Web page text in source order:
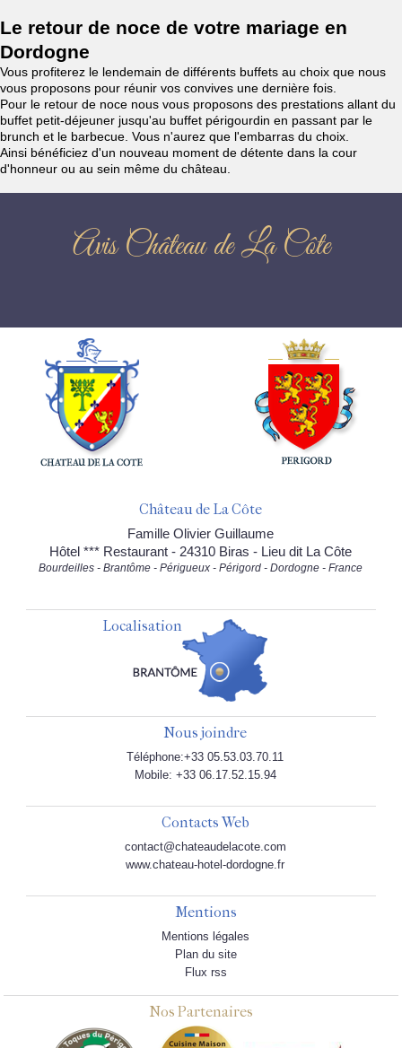
Le retour de noce de votre mariage en
Dordogne
Vous profiterez le lendemain de différents buffets au choix que nous
vous proposons pour réunir vos convives une dernière fois.
Pour le retour de noce nous vous proposons des prestations allant du
buffet petit-déjeuner jusqu'au buffet périgourdin en passant par le
brunch et le barbecue. Vous n'aurez que l'embarras du choix.
Ainsi bénéficiez d'un nouveau moment de détente dans la cour
d'honneur ou au sein même du château.
Avis Château de La Côte
Château de La Côte
Famille Olivier Guillaume
Hôtel *** Restaurant - 24310 Biras - Lieu dit La Côte
Bourdeilles - Brantôme - Périgueux - Périgord - Dordogne - France
Localisation
Nous joindre
Téléphone:+33 05.53.03.70.11
Mobile: +33 06.17.52.15.94
Contacts Web
contact@chateaudelacote.com
www.chateau-hotel-dordogne.fr
Mentions
Mentions légales
Plan du site
Flux rss
Nos Partenaires